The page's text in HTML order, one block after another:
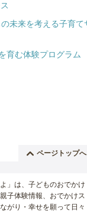
ページトップへ
」は、子どものおでかけ
子体験情報、おでかけス
がり・幸せを願って日々